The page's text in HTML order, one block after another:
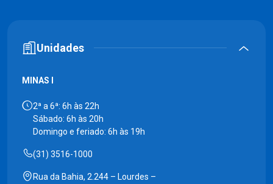
Unidades
MINAS I
2ª a 6ª: 6h às 22h
Sábado: 6h às 20h
Domingo e feriado: 6h às 19h
(31) 3516-1000
Rua da Bahia, 2.244 – Lourdes –